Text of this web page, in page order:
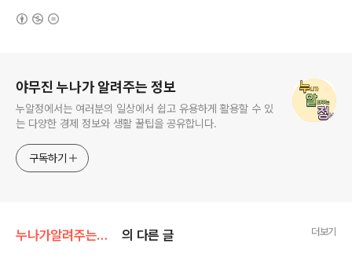
야무진 누나가 알려주는 정보
누알정에서는 여러분의 일상에서 쉽고 유용하게 활용할 수 있
는 다양한 경제 정보와 생활 꿀팁을 공유합니다.
구독하기
누나가알려주는정보 의 다른 글 더보기